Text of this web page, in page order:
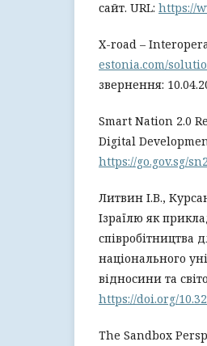
сайт. URL: https://
X-road –
estonia.com/
звернення:
Smart Nation 2.0
Digital
https://go.gov.sg/
Литвин І.В.,
Ізраїлю як
співробітництва
національного
відносини та
https://doi.org/
The Sandbox